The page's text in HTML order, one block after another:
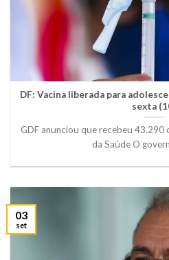
DF: Vacina liberada para
sexta
GDF anunciou que recebeu 43.290
da Saúde O
03
set